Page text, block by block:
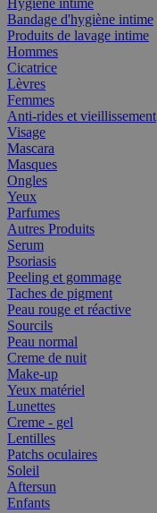
Hygiène intime
Bandage d'hygiène intime
Produits de lavage intime
Hommes
Cicatrice
Lèvres
Femmes
Anti-rides et vieillissement
Visage
Mascara
Masques
Ongles
Yeux
Parfumes
Autres Produits
Serum
Psoriasis
Peeling et gommage
Taches de pigment
Peau rouge et réactive
Sourcils
Peau normal
Creme de nuit
Make-up
Yeux matériel
Lunettes
Creme - gel
Lentilles
Patchs oculaires
Soleil
Aftersun
Enfants